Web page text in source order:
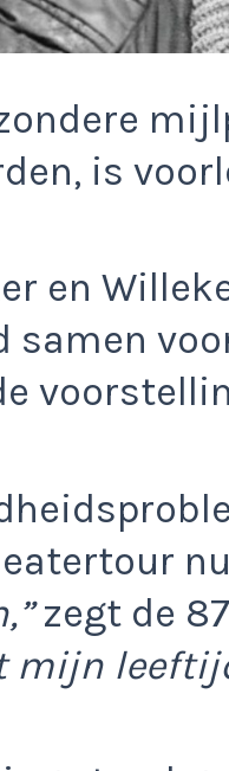
is
en
samen
zegt de
mijn